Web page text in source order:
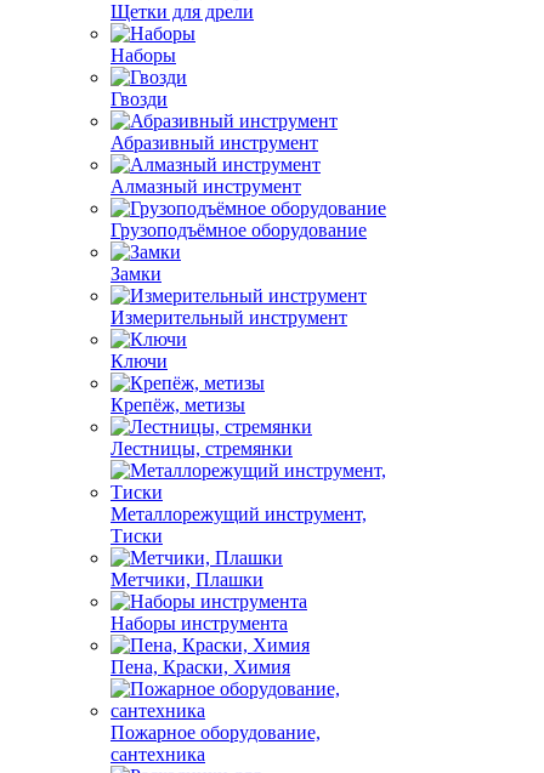
Щетки для дрели
Наборы
Гвозди
Абразивный инструмент
Алмазный инструмент
Грузоподъёмное оборудование
Замки
Измерительный инструмент
Ключи
Крепёж, метизы
Лестницы, стремянки
Металлорежущий инструмент,
Тиски
Метчики, Плашки
Наборы инструмента
Пена, Краски, Химия
Пожарное оборудование,
сантехника